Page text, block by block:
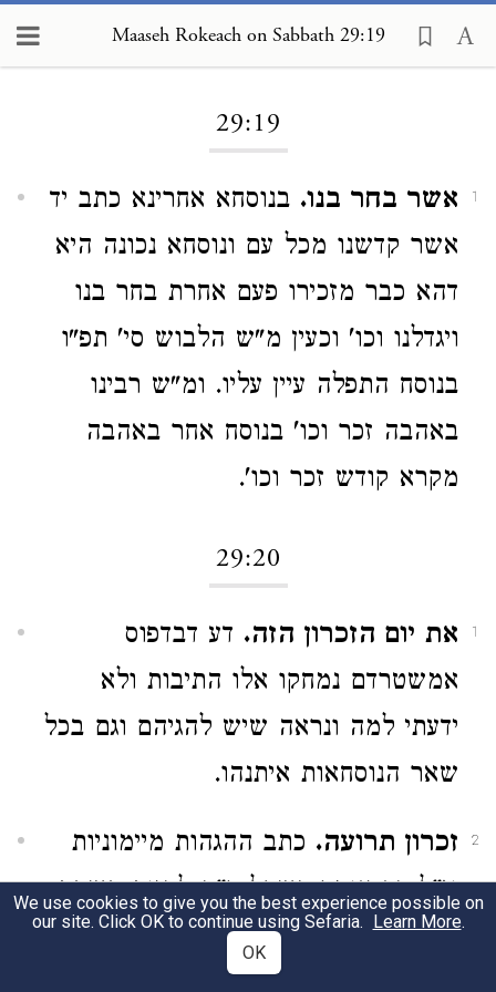
Maaseh Rokeach on Sabbath 29:19
29:19
1 אשר בחר בנו. בנוסחא אחרינא כתב יד
אשר קדשנו מכל עם ונוסחא נכונה היא
דהא כבר מזכירו פעם אחרת בחר בנו
ויגדלנו וכו' וכעין מ"ש הלבוש סי' תפ"ו
בנוסח התפלה עיין עליו. ומ"ש רבינו
באהבה זכר וכו' בנוסח אחר באהבה
מקרא קודש זכר וכו'.
29:20
1 את יום הזכרון הזה. דע דבדפוס
אמשטרדם נמחקו אלו התיבות ולא
ידעתי למה ונראה שיש להגיהם וגם בכל
שאר הנוסחאות איתנהו.
2 זכרון תרועה. כתב ההגהות מיימוניות
וז"ל כך אומר כשחל ר"ה להיות בשבת
אבל כשחל להיות בחול אומר יום תרועה
We use cookies to give you the best experience possible on
our site. Click OK to continue using Sefaria. Learn More.
OK